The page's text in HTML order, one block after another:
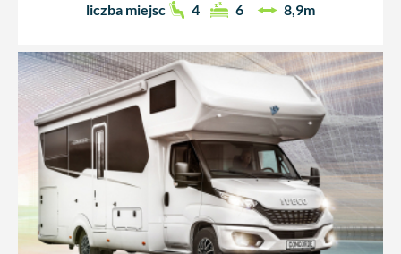
liczba miejsc 4 6 8,9m